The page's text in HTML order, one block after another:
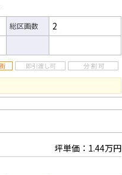
総区画数 2
坪単価：1.44万円